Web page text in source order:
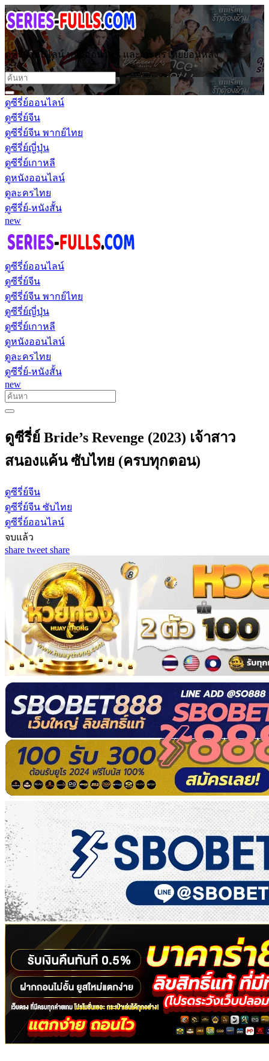
ดูซีรี่ย์ออนไลน์ หนังออนไลน์ และ ละครไทยย้อนหลัง
ดูซีรี่ย์ออนไลน์
ดูซีรี่ย์จีน
ดูซีรี่ย์จีน พากย์ไทย
ดูซีรี่ย์ญี่ปุ่น
ดูซีรี่ย์เกาหลี
ดูหนังออนไลน์
ดูละครไทย
ดูซีรี่ย์-หนังสั้น
new
ดูซีรี่ย์ออนไลน์
ดูซีรี่ย์จีน
ดูซีรี่ย์จีน พากย์ไทย
ดูซีรี่ย์ญี่ปุ่น
ดูซีรี่ย์เกาหลี
ดูหนังออนไลน์
ดูละครไทย
ดูซีรี่ย์-หนังสั้น
new
ดูซีรี่ย์ Bride’s Revenge (2023) เจ้าสาว
สนองแค้น ซับไทย (ครบทุกตอน)
ดูซีรี่ย์จีน
ดูซีรี่ย์จีน ซับไทย
ดูซีรี่ย์ออนไลน์
จบแล้ว
share tweet share